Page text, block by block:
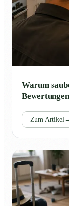
Warum
Zum Artikel →